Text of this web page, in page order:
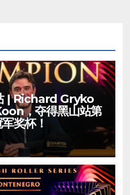
| Richard Gryko
，夺得黑山站第
奖杯！